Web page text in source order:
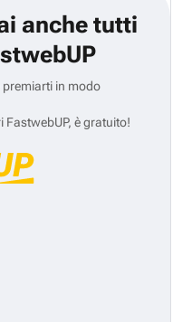
anche tutti
premiarti in modo
FastwebUP, è gratuito!